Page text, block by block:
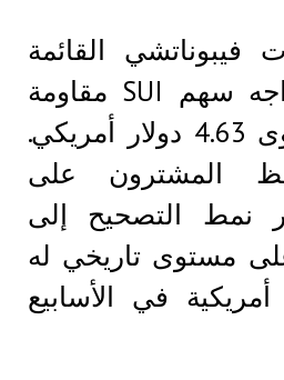
فيبوناتشي القائمة
على الاتجاه، يواجه سهم SUI مقاومة
فورية عند مستوى 4.63 دولار أمريكي.
المشترون على
نمط التصحيح إلى
مستوى تاريخي له
أمريكية في الأسابيع